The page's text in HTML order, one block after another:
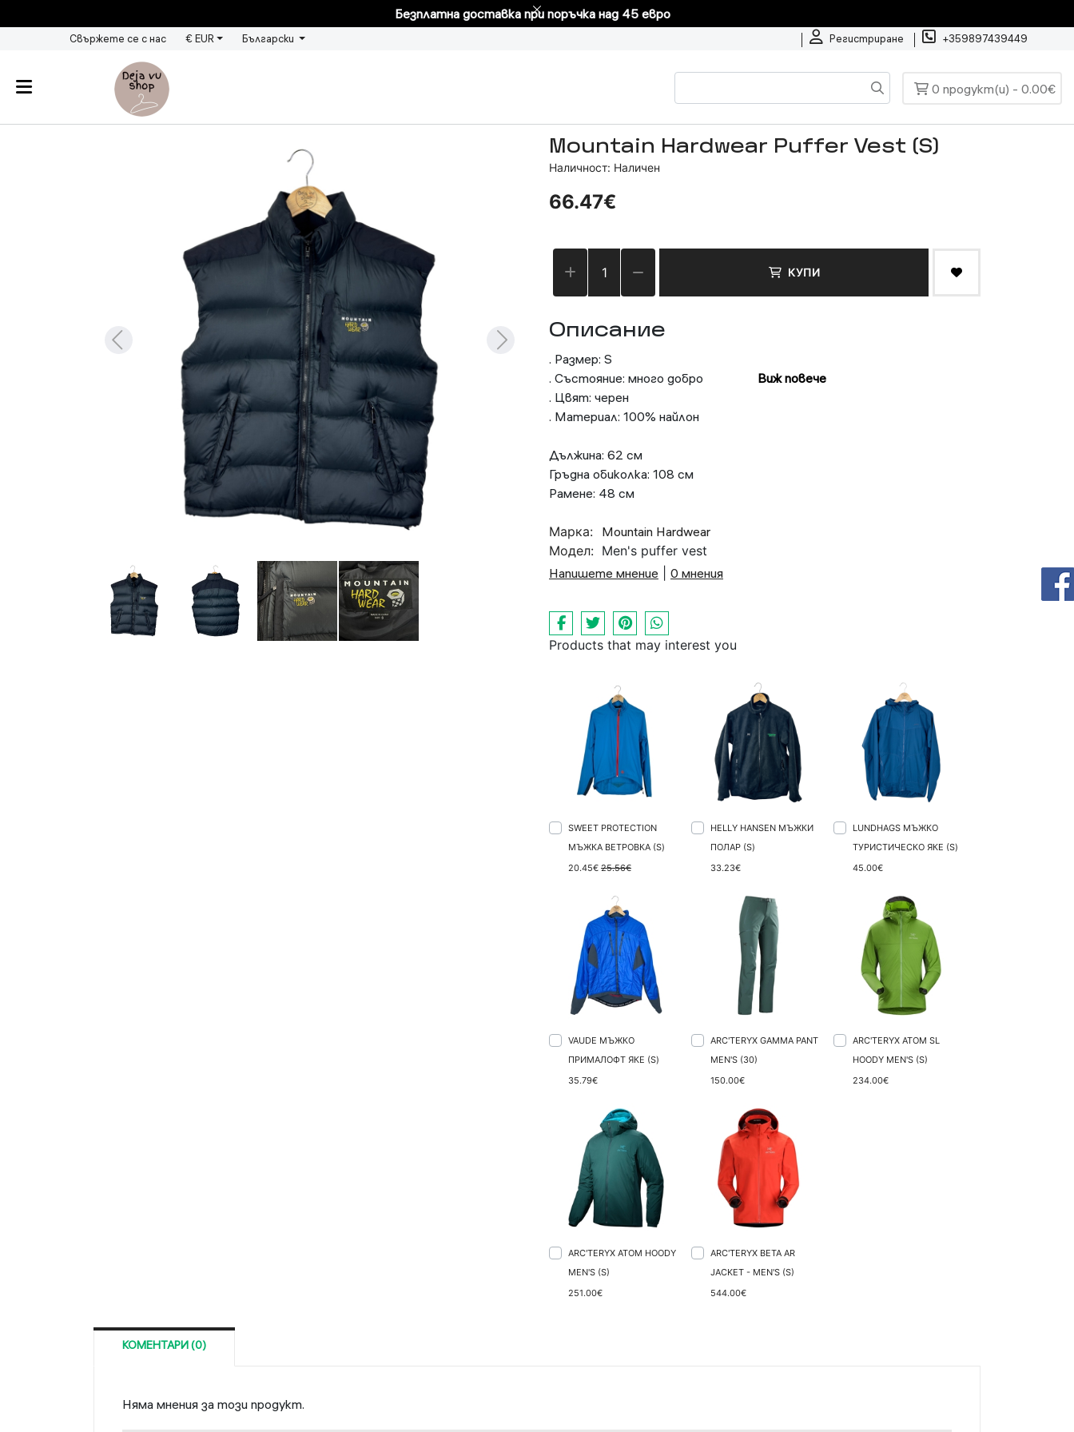
Безплатна доставка при поръчка над 45 евро
Регистриране +359897439449
Свържете се с нас € EUR Български
0 продукт(и) - 0.00€
Mountain Hardwear Puffer Vest (S)
Наличност: Наличен
66.47€
КУПИ
Описание
. Размер: S
. Състояние: много добро Виж повече
. Цвят: черен
. Материал: 100% найлон
Дължина: 62 см
Гръдна обиколка: 108 см
Рамене: 48 см
Марка: Mountain Hardwear
Модел: Men's puffer vest
Напишете мнение
0 мнения
Products that may interest you
SWEET PROTECTION
МЪЖКА ВЕТРОВКА (S)
20.45€ 25.56€
HELLY HANSEN МЪЖКИ
ПОЛАР (S)
33.23€
LUNDHAGS МЪЖКО
ТУРИСТИЧЕСКО ЯКЕ (S)
45.00€
VAUDE МЪЖКО
ПРИМАЛОФТ ЯКЕ (S)
35.79€
ARC'TERYX GAMMA PANT
MEN'S (30)
150.00€
ARC'TERYX ATOM SL
HOODY MEN'S (S)
234.00€
ARC'TERYX ATOM HOODY
MEN'S (S)
251.00€
ARC'TERYX BETA AR
JACKET - MEN'S (S)
544.00€
КОМЕНТАРИ (0)
Няма мнения за този продукт.